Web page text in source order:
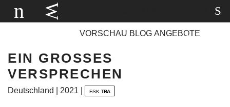
KINOS
VORSCHAU BLOG ANGEBOTE
EIN GROSSES V
ERSPRECHEN
Deutschland | 2021 | FSK TBA